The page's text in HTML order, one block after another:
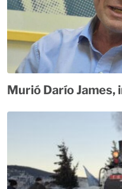
Murió Darío James,